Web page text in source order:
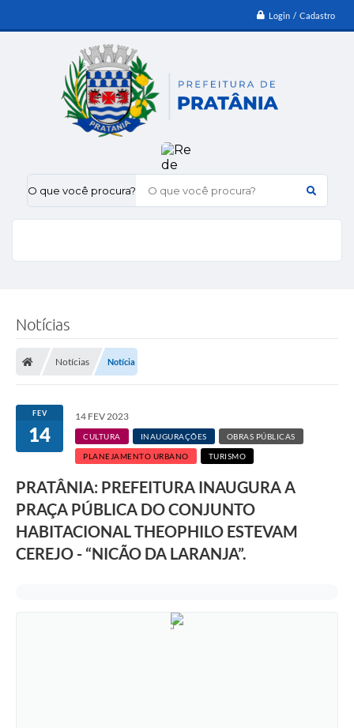
Login / Cadastro
O que você procura?
Notícias
Notícias Notícia
FEV
14
14 FEV 2023
CULTURA INAUGURAÇÕES OBRAS PÚBLICAS
PLANEJAMENTO URBANO TURISMO
PRATÂNIA: PREFEITURA INAUGURA A
PRAÇA PÚBLICA DO CONJUNTO
HABITACIONAL THEOPHILO ESTEVAM
CEREJO - “NICÃO DA LARANJA”.